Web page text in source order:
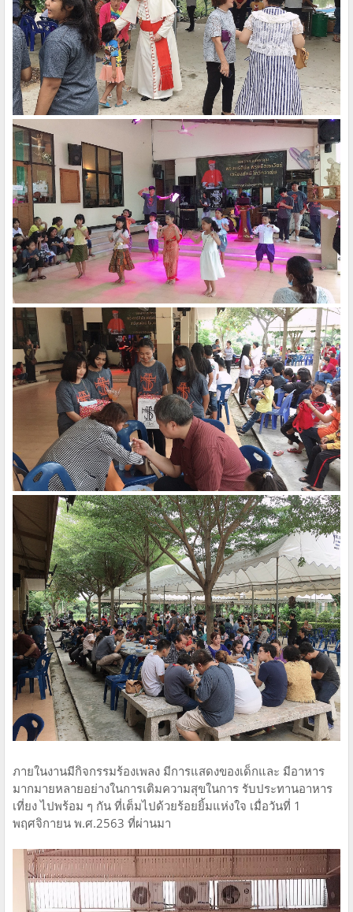
ภายในงานมีกิจกรรมร้องเพลง มีการแสดงของเด็กและ มีอาหาร
มากมายหลายอย่างในการเติมความสุขในการ รับประทานอาหาร
เที่ยง ไปพร้อม ๆ กัน ที่เต็มไปด้วยร้อยยิ้มแห่งใจ เมื่อวันที่ 1
พฤศจิกายน พ.ศ.2563 ที่ผ่านมา